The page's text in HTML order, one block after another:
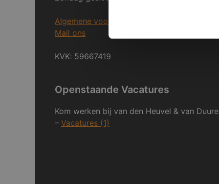
Algemene voorwaarden
Mail ons
KVK: 59667419
Openstaande Vacatures
Kom werken bij van den Heuvel & van
– Vacatures (1)